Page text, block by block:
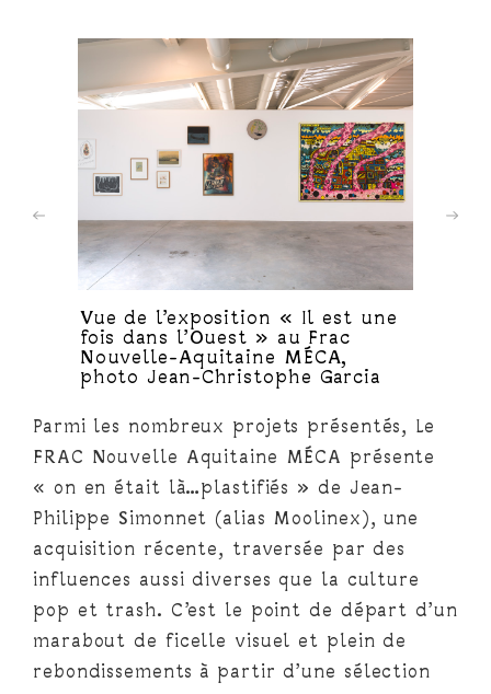
Vue de l’exposition « Il est une
fois dans l’Ouest » au Frac
Nouvelle-Aquitaine MÉCA,
photo Jean-Christophe Garcia
Parmi les nombreux projets présentés, Le
FRAC Nouvelle Aquitaine MÉCA présente
« on en était là…plastifiés » de Jean-
Philippe Simonnet (alias Moolinex), une
acquisition récente, traversée par des
influences aussi diverses que la culture
pop et trash. C’est le point de départ d’un
marabout de ficelle visuel et plein de
rebondissements à partir d’une sélection